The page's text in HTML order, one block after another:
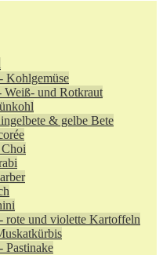
Kohlgemüse
Weiß- und Rotkraut
& gelbe Bete
rote und violette Kartoffeln
Pastinake